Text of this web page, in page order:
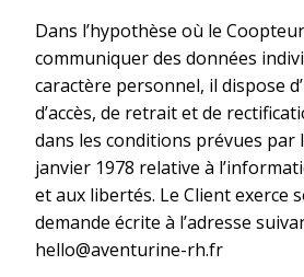
Dans l’hypothèse où le
communiquer des données
caractère personnel, il dispose
d’accès, de retrait et de
dans les conditions prévues par
janvier 1978 relative à
et aux libertés. Le Client exerce
demande écrite à l’adresse
hello@aventurine-rh.fr